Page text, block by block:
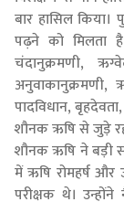
बार हासिल किया।
पढ़ने को मिलता
चंदानुक्रमणी,
अनुवाकानुक्रमणी,
पादविधान,
शौनक ऋषि से जुड़े
शौनक ऋषि ने बड़ी
में ऋषि रोमहर्ष और
परीक्षक थे।